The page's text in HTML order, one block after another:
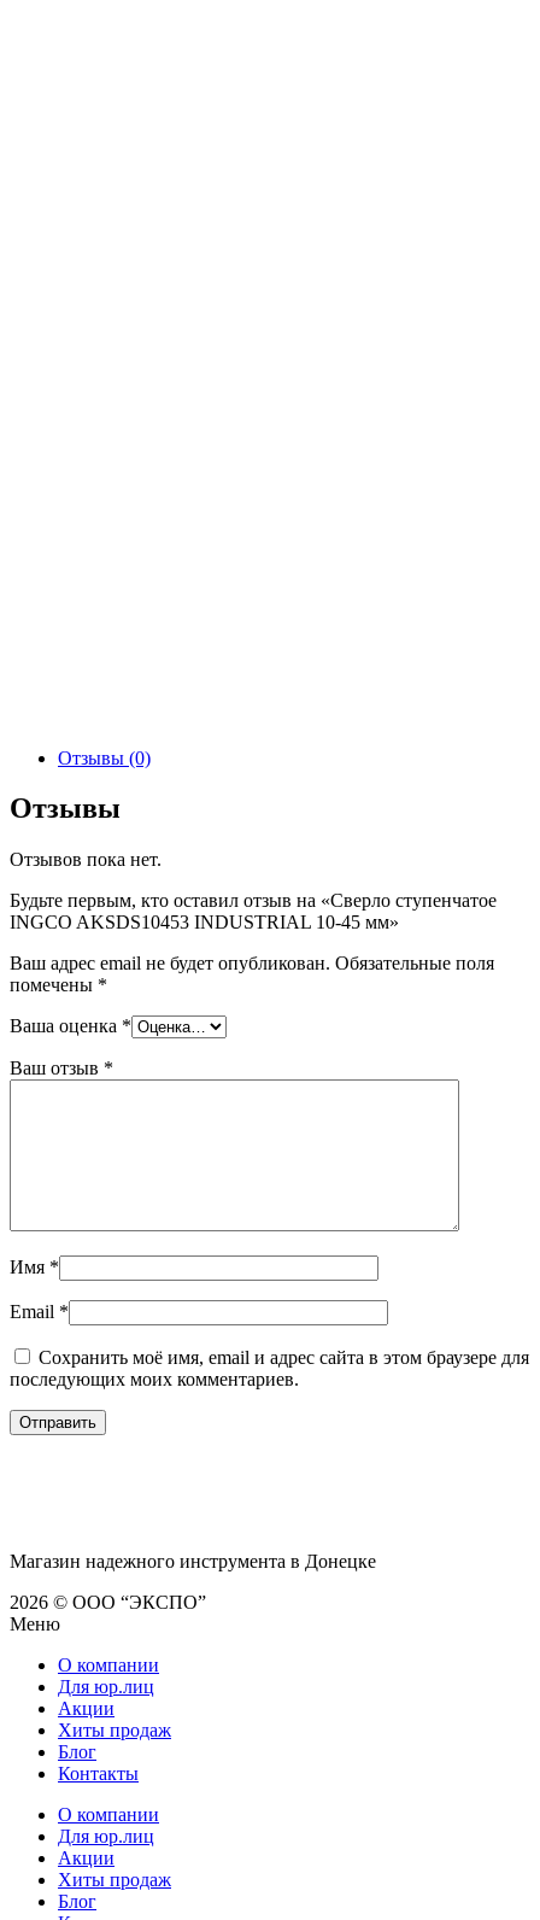
Отзывы (0)
Отзывы
Отзывов пока нет.
Будьте первым, кто оставил отзыв на «Сверло ступенчатое
INGCO AKSDS10453 INDUSTRIAL 10-45 мм»
Ваш адрес email не будет опубликован. Обязательные поля
помечены *
Ваша оценка *
Ваш отзыв *
Имя *
Email *
Сохранить моё имя, email и адрес сайта в этом браузере для
последующих моих комментариев.
Магазин надежного инструмента в Донецке
2026 © ООО “ЭКСПО”
Меню
О компании
Для юр.лиц
Акции
Хиты продаж
Блог
Контакты
О компании
Для юр.лиц
Акции
Хиты продаж
Блог